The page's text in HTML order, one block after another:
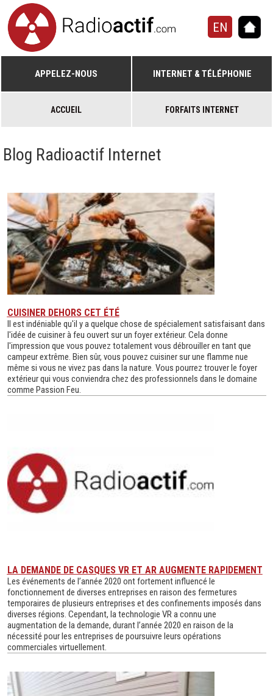
EN
APPELEZ-NOUS INTERNET & TÉLÉPHONIE
ACCUEIL FORFAITS INTERNET
Blog Radioactif Internet
CUISINER DEHORS CET ÉTÉ
Il est indéniable qu'il y a quelque chose de spécialement satisfaisant dans
l'idée de cuisiner à feu ouvert sur un foyer extérieur. Cela donne
l'impression que vous pouvez totalement vous débrouiller en tant que
campeur extrême. Bien sûr, vous pouvez cuisiner sur une flamme nue
même si vous ne vivez pas dans la nature. Vous pourrez trouver le foyer
extérieur qui vous conviendra chez des professionnels dans le domaine
comme Passion Feu.
LA DEMANDE DE CASQUES VR ET AR AUGMENTE RAPIDEMENT
Les événements de l’année 2020 ont fortement influencé le
fonctionnement de diverses entreprises en raison des fermetures
temporaires de plusieurs entreprises et des confinements imposés dans
diverses régions. Cependant, la technologie VR a connu une
augmentation de la demande, durant l’année 2020 en raison de la
nécessité pour les entreprises de poursuivre leurs opérations
commerciales virtuellement.